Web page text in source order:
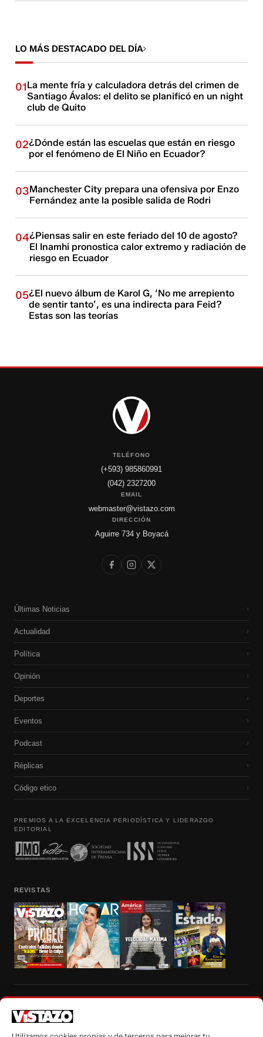
LO MÁS DESTACADO DEL DÍA
01La mente fría y calculadora detrás del crimen de
Santiago Ávalos: el delito se planificó en un night
club de Quito
02¿Dónde están las escuelas que están en riesgo
por el fenómeno de El Niño en Ecuador?
03Manchester City prepara una ofensiva por Enzo
Fernández ante la posible salida de Rodri
04¿Piensas salir en este feriado del 10 de agosto?
El Inamhi pronostica calor extremo y radiación de
riesgo en Ecuador
05¿El nuevo álbum de Karol G, ‘No me arrepiento
de sentir tanto’, es una indirecta para Feid?
Estas son las teorías
TELÉFONO
(+593) 985860991
(042) 2327200
EMAIL
webmaster@vistazo.com
DIRECCIÓN
Aguirre 734 y Boyacá
Últimas Noticias ›
Actualidad ›
Política ›
Opinión ›
Deportes ›
Eventos ›
Podcast ›
Réplicas ›
Código etico ›
PREMIOS A LA EXCELENCIA PERIODÍSTICA Y LIDERAZGO
EDITORIAL
REVISTAS
autorización escrita de su titular, de todos los contenidos de Vistazo.com.